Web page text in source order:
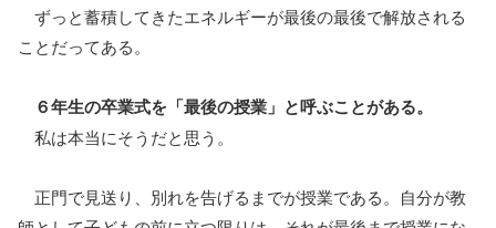
ずっと蓄積してきたエネルギーが最後の最後で解放される
ことだってある。
６年生の卒業式を「最後の授業」と呼ぶことがある。
私は本当にそうだと思う。
正門で見送り、別れを告げるまでが授業である。自分が教